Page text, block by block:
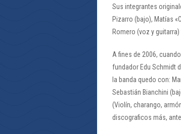
Sus integrantes
Pizarro (bajo), Matías
Romero (voz y
A fines de 2006,
fundador Edu Schmidt
la banda quedo con:
Sebastián Bianchini
(Violín, charango,
discograficos más,